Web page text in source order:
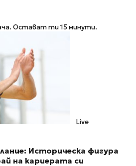
Остават ти 15 минути.
Live
Историческа фигура
на кариерата си